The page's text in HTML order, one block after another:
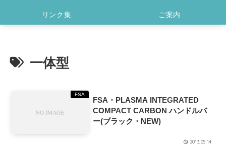
リンク集 ご案内
一体型
FSA
FSA・PLASMA INTEGRATED
COMPACT CARBON ハンドルバ
ー(ブラック・NEW)
2013.05.14